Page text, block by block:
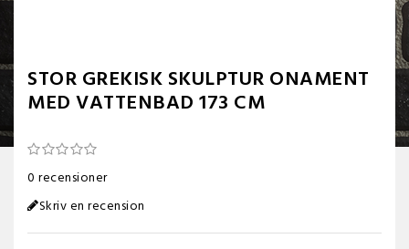
STOR GREKISK SKULPTUR ONAMENT
MED VATTENBAD 173 CM
0 recensioner
Skriv en recension